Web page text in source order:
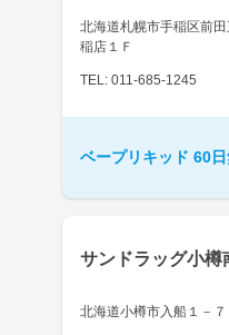
北海道札幌市手稲区前
稲店１Ｆ
TEL: 011-685-1245
ベープリキッド 60
サンドラッグ小樽
北海道小樽市入船１－７